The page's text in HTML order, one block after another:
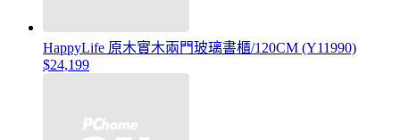
HappyLife 原木實木兩門玻璃書櫃/120CM (Y11990)
$24,199